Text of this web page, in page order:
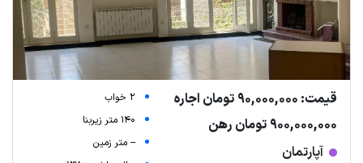
قیمت: 90,000,000 تومان اجاره
900,000,000 تومان رهن
آپارتمان
2 خواب
140 متر زیربنا
-- متر زمین